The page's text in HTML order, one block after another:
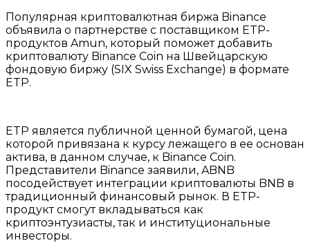
Популярная криптовалютная биржа Binance
объявила о партнерстве с поставщиком ETP-
продуктов Amun, который поможет добавить
криптовалюту Binance Coin на Швейцарскую
фондовую биржу (SIX Swiss Exchange) в формате
ETP.
ETP является публичной ценной бумагой, цена
которой привязана к курсу лежащего в ее основан
актива, в данном случае, к Binance Coin.
Представители Binance заявили, ABNB
посодействует интеграции криптовалюты BNB в
традиционный финансовый рынок. В ETP-
продукт смогут вкладываться как
криптоэнтузиасты, так и институциональные
инвесторы.